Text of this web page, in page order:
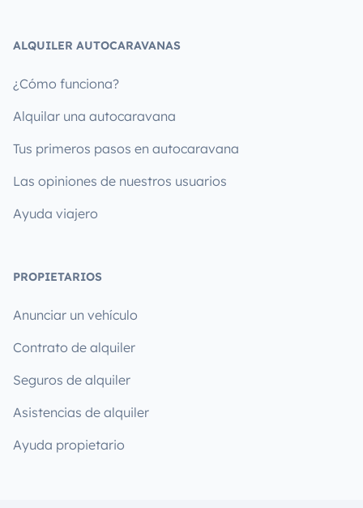
ALQUILER AUTOCARAVANAS
¿Cómo funciona?
Alquilar una autocaravana
Tus primeros pasos en autocaravana
Las opiniones de nuestros usuarios
Ayuda viajero
PROPIETARIOS
Anunciar un vehículo
Contrato de alquiler
Seguros de alquiler
Asistencias de alquiler
Ayuda propietario